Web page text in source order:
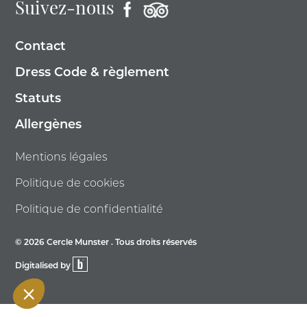
Suivez-nous
Contact
Dress Code & règlement
Statuts
Allergènes
Mentions légales
Politique de cookies
Politique de confidentialité
© 2026 Cercle Munster . Tous droits réservés
Digitalised by